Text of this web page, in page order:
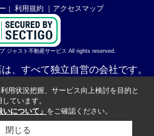
｜ 利用規約 ｜アクセスマップ
ジャスト不動産サービス All rights reserved.
、すべて独立自営の会社です。
用状況把握、サービス向上検討を目的と
ています。
いについて」 をご確認ください。
閉じる